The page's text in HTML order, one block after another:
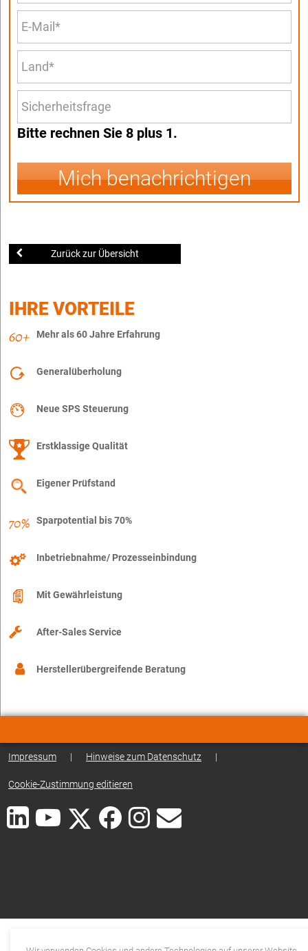
Bitte rechnen Sie 8 plus 1.
Mich benachrichtigen
Zurück zur Übersicht
IHRE VORTEILE
Mehr als 60 Jahre Erfahrung
Generalüberholung
Neue SPS Steuerung
Erstklassige Qualität
Eigener Prüfstand
Sparpotential bis 70%
Inbetriebnahme/ Prozesseinbindung
Mit Gewährleistung
After-Sales Service
Herstellerübergreifende Beratung
Impressum | Hinweise zum Datenschutz |
Cookie-Zustimmung editieren